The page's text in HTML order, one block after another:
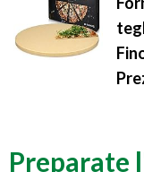
Preparate